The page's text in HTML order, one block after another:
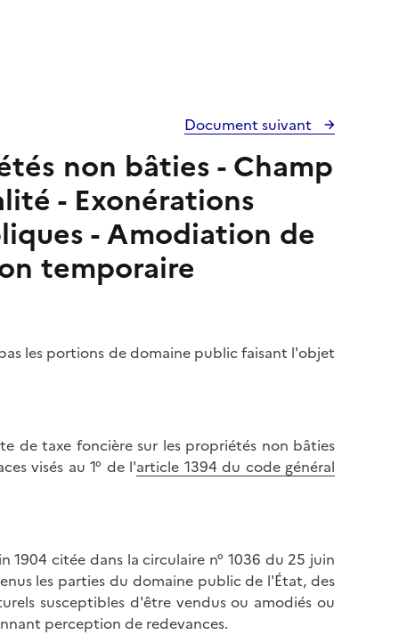
Document suivant
non bâties - Champ
- Exonérations
- Amodiation de
temporaire
les portions de domaine public faisant l'objet
de taxe foncière sur les propriétés non bâties
visés au 1° de l'article 1394 du code général
citée dans la circulaire n° 1036 du 25 juin
les parties du domaine public de l'État, des
susceptibles d'être vendus ou amodiés ou
perception de redevances.